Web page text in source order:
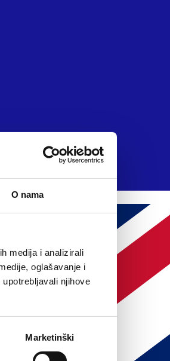
O nama
medija i analizirali
oglašavanje i
njihove
Marketinški